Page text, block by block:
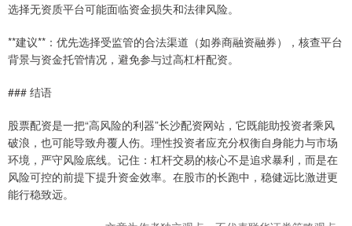
选择无资质平台可能面临资金损失和法律风险。
**建议**：优先选择受监管的合法渠道（如券商融资融券），核查平台
背景与资金托管情况，避免参与过高杠杆配资。
### 结语
股票配资是一把“高风险的利器”长沙配资网站，它既能助投资者乘风
破浪，也可能导致舟覆人伤。理性投资者应充分权衡自身能力与市场
环境，严守风险底线。记住：杠杆交易的核心不是追求暴利，而是在
风险可控的前提下提升资金效率。在股市的长跑中，稳健远比激进更
能行稳致远。